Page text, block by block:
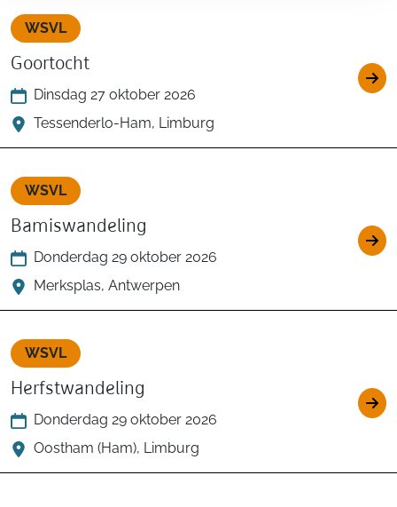
WSVL
Goortocht
Dinsdag 27 oktober 2026
Tessenderlo-Ham, Limburg
WSVL
Bamiswandeling
Donderdag 29 oktober 2026
Merksplas, Antwerpen
WSVL
Herfstwandeling
Donderdag 29 oktober 2026
Oostham (Ham), Limburg